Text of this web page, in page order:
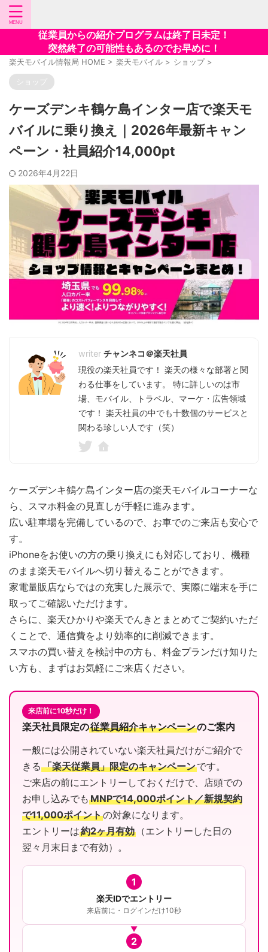
従業員からの紹介プログラムは終了日未定！
突然終了の可能性もあるのでお早めに！
楽天モバイル情報局 HOME > 楽天モバイル > ショップ >
ショップ
ケーズデンキ鶴ケ島インター店で楽天モ
バイルに乗り換え｜2026年最新キャン
ペーン・社員紹介14,000pt
2026年4月22日
チャンネコ＠楽天社員
現役の楽天社員です！ 楽天の様々な部署と関
わる仕事をしています。 特に詳しいのは市
場、モバイル、トラベル、マーケ・広告領域
です！ 楽天社員の中でも十数個のサービスと
関わる珍しい人です（笑）
ケーズデンキ鶴ケ島インター店の楽天モバイルコーナーな
ら、スマホ料金の見直しが手軽に進みます。
広い駐車場を完備しているので、お車でのご来店も安心で
す。
iPhoneをお使いの方の乗り換えにも対応しており、機種
のまま楽天モバイルへ切り替えることができます。
家電量販店ならではの充実した展示で、実際に端末を手に
取ってご確認いただけます。
さらに、楽天ひかりや楽天でんきとまとめてご契約いただ
くことで、通信費をより効率的に削減できます。
スマホの買い替えを検討中の方も、料金プランだけ知りた
い方も、まずはお気軽にご来店ください。
来店前に10秒だけ！
楽天社員限定の従業員紹介キャンペーンのご案内
一般には公開されていない楽天社員だけがご紹介で
きる 「楽天従業員」限定のキャンペーンです。
ご来店の前にエントリーしておくだけで、店頭での
お申し込みでも MNPで14,000ポイント／新規契約
で11,000ポイントの対象になります。
エントリーは約2ヶ月有効 （エントリーした日の
翌々月末日まで有効）。
1
楽天IDでエントリー
来店前に・ログインだけ10秒
2